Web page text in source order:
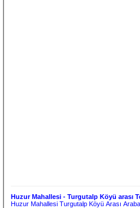
Huzur Mahallesi - Turgutalp Köyü arası
Huzur Mahallesi Turgutalp Köyü Arası